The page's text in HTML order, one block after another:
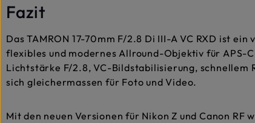
Fazit
Das TAMRON 17-70mm F/2.8 Di III-A VC RXD ist
flexibles und modernes Allround-Objektiv für APS-
Lichtstärke F/2.8, VC-Bildstabilisierung, schnellem
sich gleichermassen für Foto und Video.
Mit den neuen Versionen für Nikon Z und Canon